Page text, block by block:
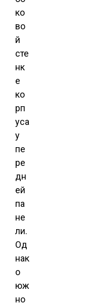
ко
во
й
сте
нк
е
ко
рп
уса
у
пе
ре
дн
ей
па
не
ли.
Од
нак
о
юж
но